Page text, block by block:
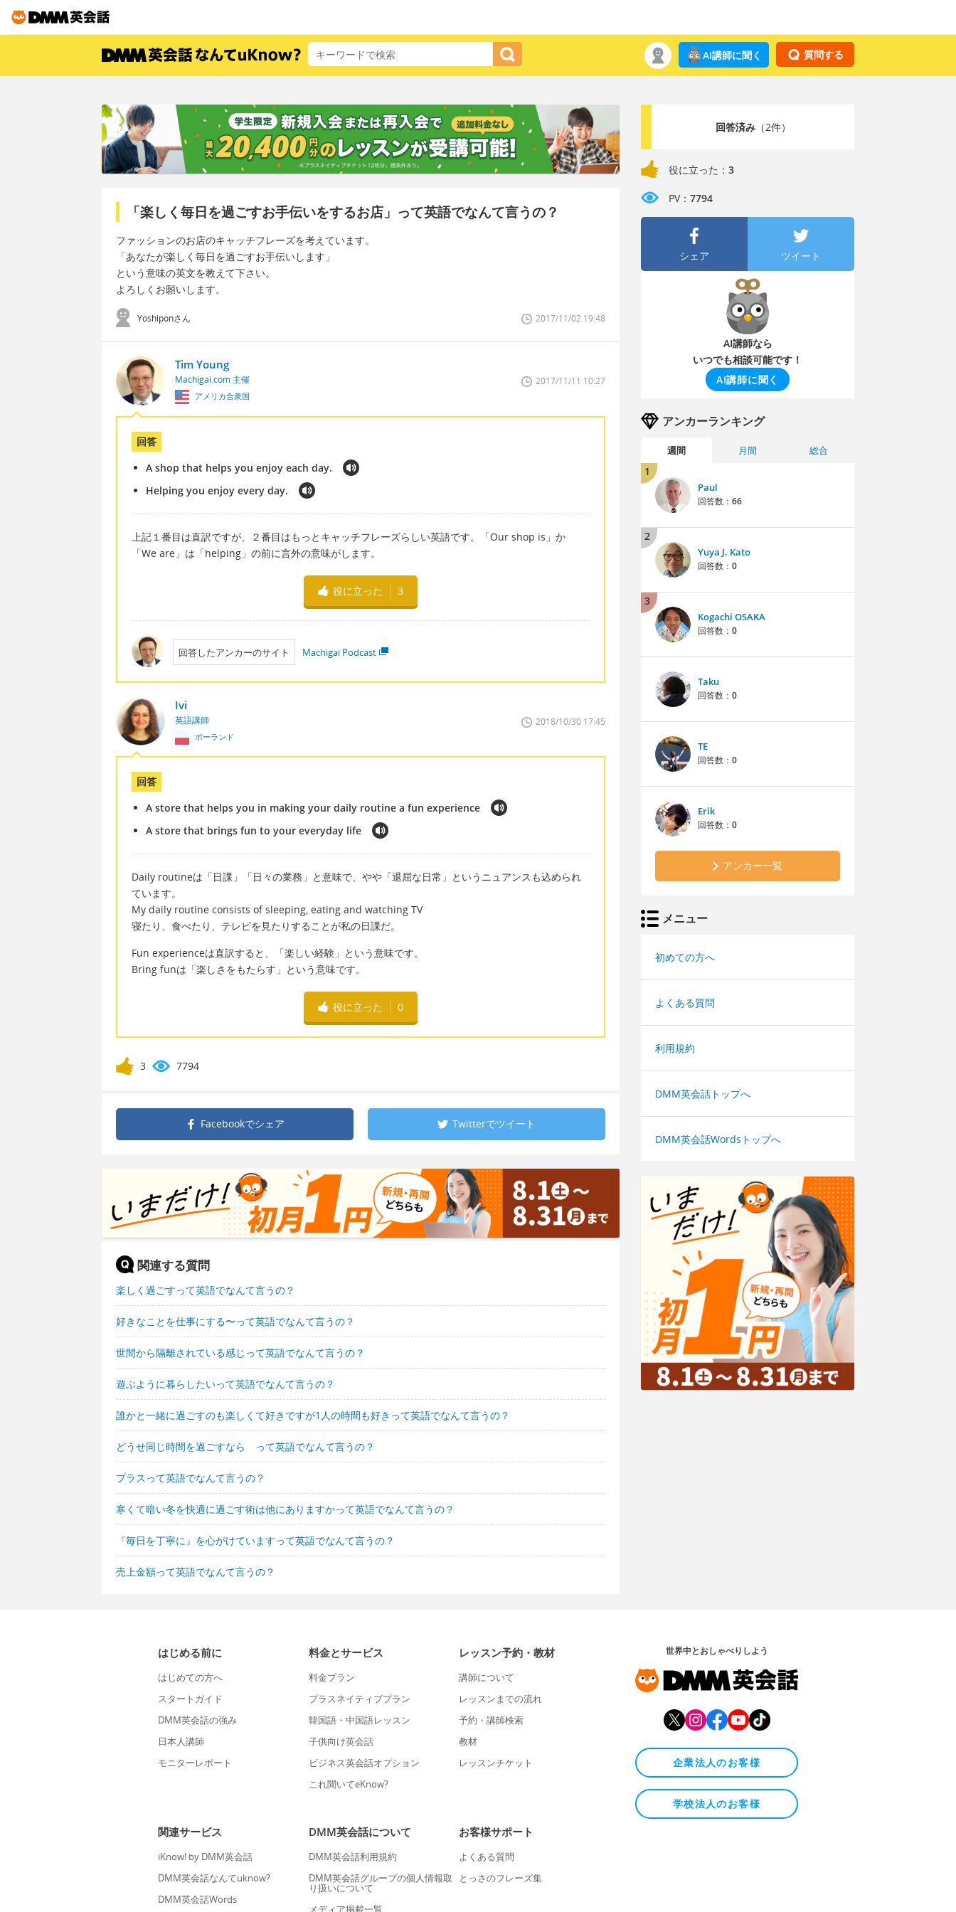
質問する
AI講師に聞く
「楽しく毎日を過ごすお手伝いをするお店」って英語でなんて言うの？
ファッションのお店のキャッチフレーズを考えています。
「あなたが楽しく毎日を過ごすお手伝いします」
という意味の英文を教えて下さい。
よろしくお願いします。
Yoshiponさん 2017/11/02 19:48
Tim Young
Machigai.com 主催
アメリカ合衆国
2017/11/11 10:27
回答
A shop that helps you enjoy each day.
Helping you enjoy every day.
上記１番目は直訳ですが、２番目はもっとキャッチフレーズらしい英語です。「Our shop is」か
「We are」は「helping」の前に言外の意味がします。
役に立った 3
回答したアンカーのサイト Machigai Podcast
Ivi
英語講師
ポーランド
2018/10/30 17:45
回答
A store that helps you in making your daily routine a fun experience
A store that brings fun to your everyday life
Daily routineは「日課」「日々の業務」と意味で、やや「退屈な日常」というニュアンスも込められ
ています。
My daily routine consists of sleeping, eating and watching TV
寝たり、食べたり、テレビを見たりすることが私の日課だ。
Fun experienceは直訳すると、「楽しい経験」という意味です。
Bring funは「楽しさをもたらす」という意味です。
役に立った 0
3 7794
Facebookでシェア Twitterでツイート
関連する質問
楽しく過ごすって英語でなんて言うの？
好きなことを仕事にする〜って英語でなんて言うの？
世間から隔離されている感じって英語でなんて言うの？
遊ぶように暮らしたいって英語でなんて言うの？
誰かと一緒に過ごすのも楽しくて好きですが1人の時間も好きって英語でなんて言うの？
どうせ同じ時間を過ごすなら って英語でなんて言うの？
プラスって英語でなんて言うの？
寒くて暗い冬を快適に過ごす術は他にありますかって英語でなんて言うの？
『毎日を丁寧に』を心がけていますって英語でなんて言うの？
売上金額って英語でなんて言うの？
回答済み（2件）
役に立った： 3
PV： 7794
シェア ツイート
AI講師なら
いつでも相談可能です！
AI講師に聞く
アンカーランキング
週間 月間 総合
1
Paul
回答数： 66
2
Yuya J. Kato
回答数： 0
3
Kogachi OSAKA
回答数： 0
Taku
回答数： 0
TE
回答数： 0
Erik
回答数： 0
アンカー一覧
メニュー
初めての方へ
よくある質問
利用規約
DMM英会話トップへ
DMM英会話Wordsトップへ
はじめる前に
はじめての方へ
スタートガイド
DMM英会話の強み
日本人講師
モニターレポート
料金とサービス
料金プラン
プラスネイティブプラン
韓国語・中国語レッスン
子供向け英会話
ビジネス英会話オプション
これ聞いてeKnow?
レッスン予約・教材
講師について
レッスンまでの流れ
予約・講師検索
教材
レッスンチケット
関連サービス
iKnow! by DMM英会話
DMM英会話なんてuknow?
DMM英会話Words
DMM英会話について
DMM英会話利用規約
DMM英会話グループの個人情報取
り扱いについて
メディア掲載一覧
お客様サポート
よくある質問
とっさのフレーズ集
世界中とおしゃべりしよう
企業法人のお客様
学校法人のお客様